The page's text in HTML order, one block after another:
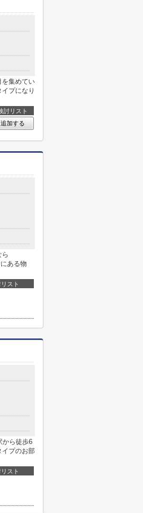
を集めてい
プになり
討リスト
追加する
ある物
スト
から徒歩6
イプのお部
スト